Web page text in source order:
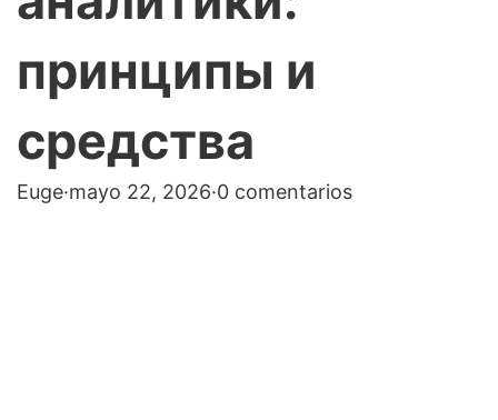
принципы и
средства
Euge·mayo 22, 2026·0 comentarios